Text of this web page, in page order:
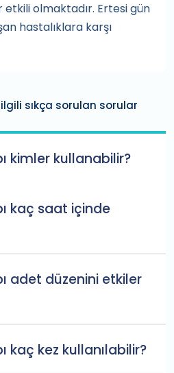
etkili olmaktadır. Ertesi gün
hastalıklara karşı
sıkça sorulan sorular
kimler kullanabilir?
kaç saat içinde
adet düzenini etkiler
kaç kez kullanılabilir?